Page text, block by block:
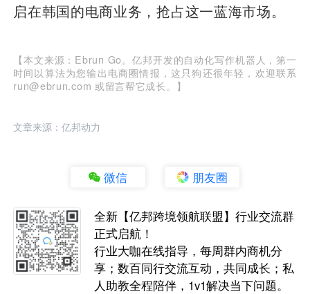
启在韩国的电商业务，抢占这一蓝海市场。
【本文来源：Ebrun Go。亿邦开发的自动化写作机器人，第一
时间以算法为您输出电商圈情报，这只狗还很年轻，欢迎联系
run@ebrun.com 或留言帮它成长。】
文章来源：亿邦动力
微信 朋友圈
全新【亿邦跨境领航联盟】行业交流群
正式启航！
行业大咖在线指导，每周群内商机分
享；数百同行交流互动，共同成长；私
人助教全程陪伴，1v1解决当下问题。